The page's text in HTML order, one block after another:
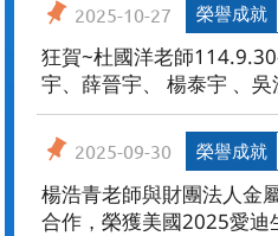
2025-10-27 榮譽成就
狂賀~杜國洋老師
宇、薛晉宇、 楊泰宇 、
FIRA Invitational Cup
形機器人組-總成績第一名
射箭競賽第一名。
2025-09-30 榮譽成就
楊浩青老師與財團法人金
合作，榮獲美國2025愛迪